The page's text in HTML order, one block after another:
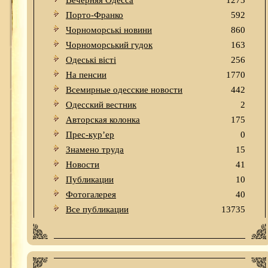
Порто-Франко
592
Чорноморські новини
860
Чорноморський гудок
163
Одеськi вiстi
256
На пенсии
1770
Всемирные одесские новости
442
Одесский вестник
2
Авторская колонка
175
Прес-кур’ер
0
Знамено труда
15
Новости
41
Публикации
10
Фотогалерея
40
Все публикации
13735